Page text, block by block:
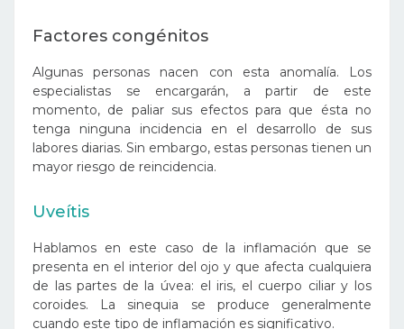
Factores congénitos
Algunas personas nacen con esta anomalía. Los
especialistas se encargarán, a partir de este
momento, de paliar sus efectos para que ésta no
tenga ninguna incidencia en el desarrollo de sus
labores diarias. Sin embargo, estas personas tienen un
mayor riesgo de reincidencia.
Uveítis
Hablamos en este caso de la inflamación que se
presenta en el interior del ojo y que afecta cualquiera
de las partes de la úvea: el iris, el cuerpo ciliar y los
coroides. La sinequia se produce generalmente
cuando este tipo de inflamación es significativo.